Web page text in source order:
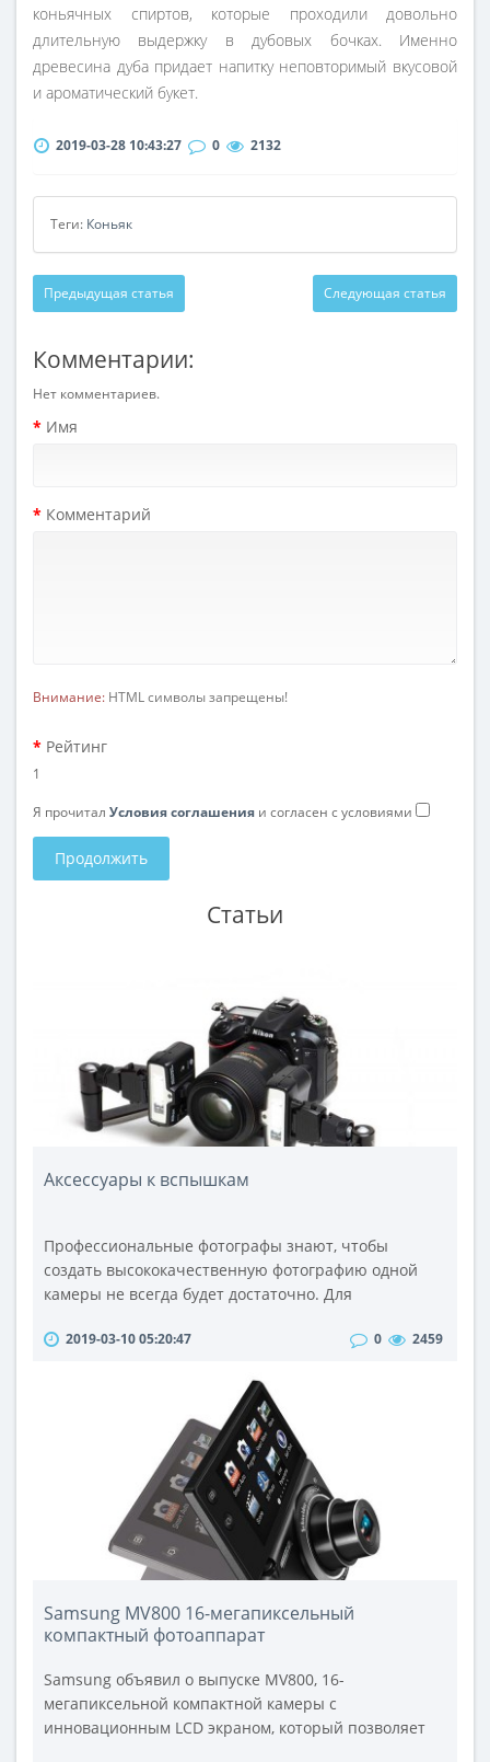
коньячных спиртов, которые проходили довольно
длительную выдержку в дубовых бочках. Именно
древесина дуба придает напитку неповторимый вкусовой
и ароматический букет.
2019-03-28 10:43:27 0 2132
Теги: Коньяк
Предыдущая статья Следующая статья
Комментарии:
Нет комментариев.
Имя
Комментарий
Внимание: HTML символы запрещены!
Рейтинг
1
Я прочитал Условия соглашения и согласен с условиями
Продолжить
Статьи
Аксессуары к вспышкам
Профессиональные фотографы знают, чтобы
создать высококачественную фотографию одной
камеры не всегда будет достаточно. Для
фотографы используют не только встроенные, но и
выбранный ракурс и нужное количество света
позволят создать первоклассные кадры. Для
повышения комфортности самого процесса съемки
и достижения еще б..
2019-03-10 05:20:47 0 2459
Samsung MV800 16-мегапиксельный
компактный фотоаппарат
Samsung объявил о выпуске MV800, 16-
мегапиксельной компактной камеры с
инновационным LCD экраном, который позволяет